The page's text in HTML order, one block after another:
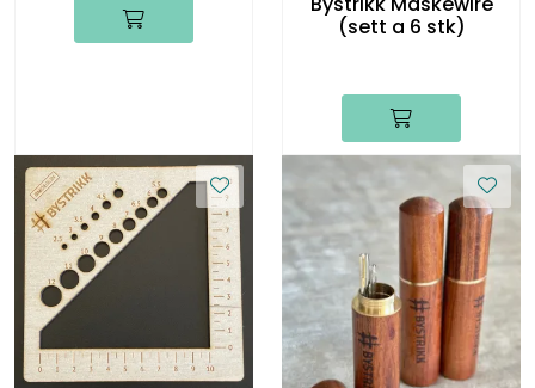
(sett a 6 stk)